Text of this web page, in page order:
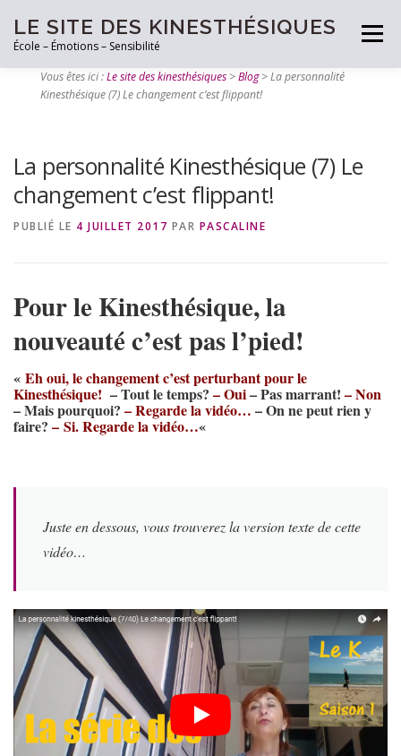
LE SITE DES KINESTHÉSIQUES
École – Émotions – Sensibilité
Menu
PRENEZ RDV TESTEZ VOUS!
ARTICLES CONTACT
Vous êtes ici :Le site des kinesthésiques>Blog>La personnalité
Kinesthésique (7) Le changement c’est flippant!
La personnalité Kinesthésique (7) Le
changement c’est flippant!
PUBLIÉ LE 4 JUILLET 2017 PAR PASCALINE
Pour le Kinesthésique, la
nouveauté c’est pas l’pied!
« Eh oui, le changement c’est perturbant pour le
Kinesthésique! – Tout le temps? – Oui– Pas marrant! – Non
– Mais pourquoi? – Regarde la vidéo… – On ne peut rien y
faire? – Si. Regarde la vidéo…«
Juste en dessous, vous trouverez la version texte de cette
vidéo…